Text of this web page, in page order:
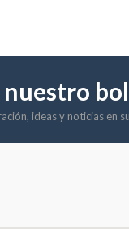
nuestro
ideas y noticias en